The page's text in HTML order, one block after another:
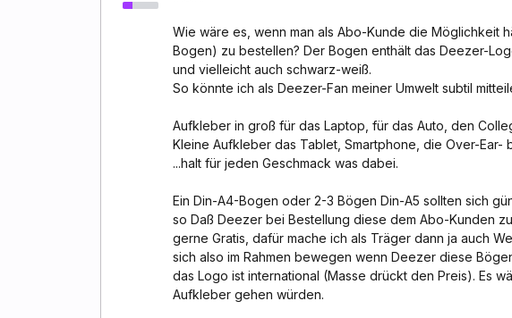
Wie wäre es, wenn man als Abo-Kunde die Möglichkeit
Bogen) zu bestellen? Der Bogen enthält das Deezer-
und vielleicht auch schwarz-weiß.
So könnte ich als Deezer-Fan meiner Umwelt subtil
Aufkleber in groß für das Laptop, für das Auto, den
Kleine Aufkleber das Tablet, Smartphone, die Over-Ear-
...halt für jeden Geschmack was dabei.
Ein Din-A4-Bogen oder 2-3 Bögen Din-A5 sollten sich
so Daß Deezer bei Bestellung diese dem Abo-Kunden
gerne Gratis, dafür mache ich als Träger dann ja auch
sich also im Rahmen bewegen wenn Deezer diese
das Logo ist international (Masse drückt den Preis). Es
Aufkleber gehen würden.